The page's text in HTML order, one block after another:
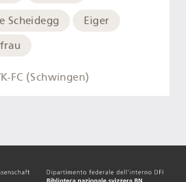
Scheidegg
Eiger
FC (Schwingen)